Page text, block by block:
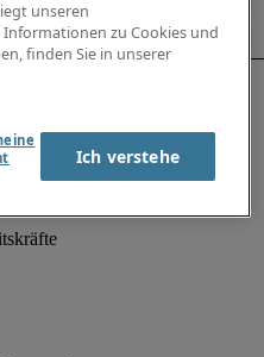
unseren
Informationen zu Cookies und
finden Sie in unserer
Ich verstehe